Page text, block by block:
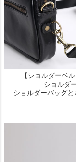
【ショルダーベ
ショルダ
ショルダーバッグと